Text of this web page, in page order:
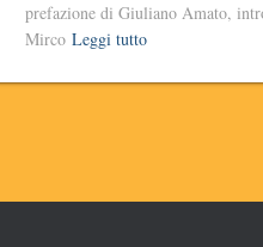
prefazione di Giuliano Amato,
Mirco Leggi tutto